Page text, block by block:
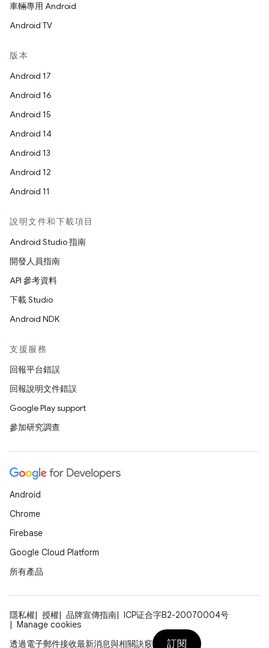
車輛專用 Android
Android TV
版本
Android 17
Android 16
Android 15
Android 14
Android 13
Android 12
Android 11
說明文件和下載項目
Android Studio 指南
開發人員指南
API 參考資料
下載 Studio
Android NDK
支援服務
回報平台錯誤
回報說明文件錯誤
Google Play support
參加研究調查
Android
Chrome
Firebase
Google Cloud Platform
所有產品
隱私權 授權 品牌宣傳指南
ICP证合字B2-20070004号
Manage cookies
透過電子郵件接收最新消息與相關訣竅
訂閱